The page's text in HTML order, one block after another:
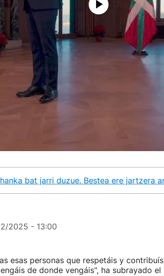
bat jarri duzue. Bestea ere jartzera
2025 - 13:00
esas personas que respetáis y
de donde vengáis", ha subrayado el